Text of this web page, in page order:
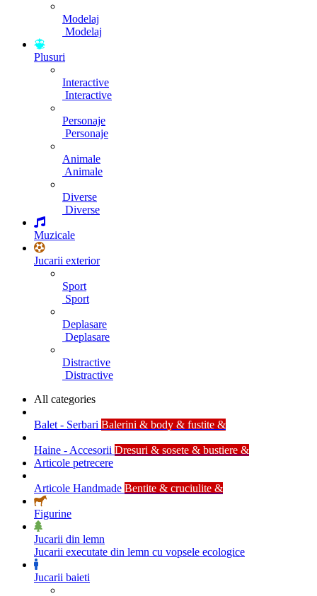
Modelaj
Modelaj
Plusuri
Interactive
Interactive
Personaje
Personaje
Animale
Animale
Diverse
Diverse
Muzicale
Jucarii exterior
Sport
Sport
Deplasare
Deplasare
Distractive
Distractive
All categories
Balet - Serbari Balerini & body & fustite &
Haine - Accesorii Dresuri & sosete & bustiere &
Articole petrecere
Articole Handmade Bentite & cruciulite &
Figurine
Jucarii din lemn
Jucarii executate din lemn cu vopsele ecologice
Jucarii baieti